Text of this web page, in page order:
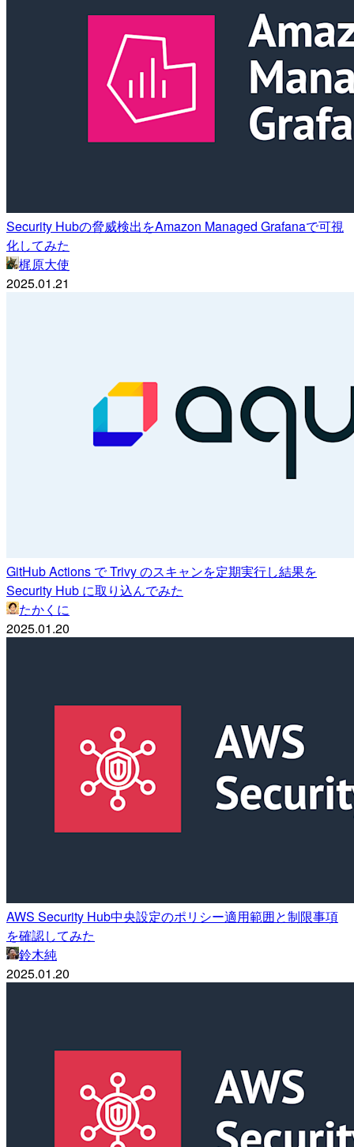
Security Hubの脅威検出をAmazon Managed Grafanaで可視
化してみた
梶原大使
2025.01.21
GitHub Actions で Trivy のスキャンを定期実行し結果を
Security Hub に取り込んでみた
たかくに
2025.01.20
AWS Security Hub中央設定のポリシー適用範囲と制限事項
を確認してみた
鈴木純
2025.01.20